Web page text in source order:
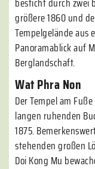
größere 1860 und
Tempelgelände
Panoramablick auf
Berglandschaft.
Wat Phra Non
Der Tempel am
langen ruhenden
1875.
stehenden großen
Doi Kong Mu